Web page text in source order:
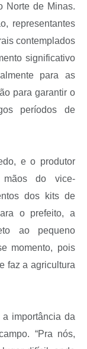
Norte de Minas.
representantes
contemplados
significativo
para as
para garantir o
períodos de
e o produtor
mãos do vice-
dos kits de
o prefeito, a
ao pequeno
momento, pois
faz a agricultura
importância da
“Pra nós,